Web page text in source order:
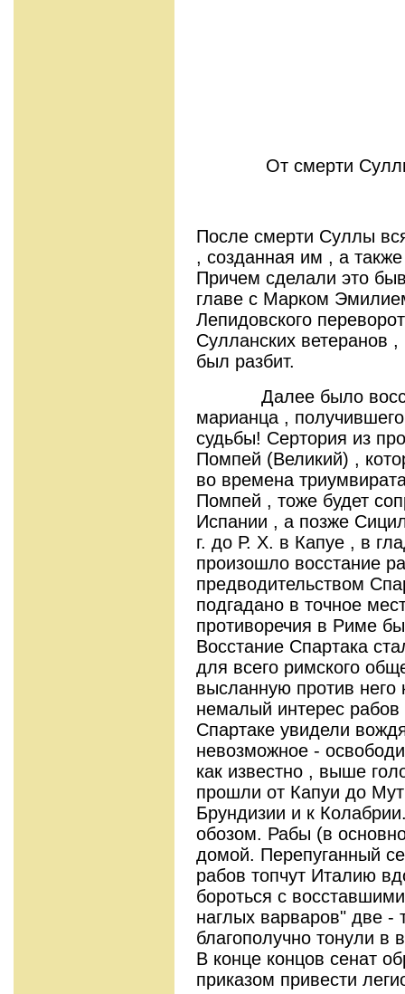
От смерти
После смерти Суллы
, созданная им , а
Причем сделали это
главе с Марком
Лепидовского
Сулланских
был разбит.
Далее было
марианца ,
судьбы! Сертория из
Помпей (Великий) ,
во времена
Помпей , тоже будет
Испании , а позже
г. до Р. Х. в Капуе , в
произошло восстание
предводительством
подгадано в точное
противоречия в Риме
Восстание Спартака
для всего римского
высланную против него
немалый интерес
Спартаке увидели
невозможное -
как известно , выше
прошли от Капуи до
Брундизии и к
обозом. Рабы (в
домой. Перепуганный
рабов топчут Италию
бороться с
наглых варваров" две -
благополучно тонули в
В конце концов сенат
приказом привести